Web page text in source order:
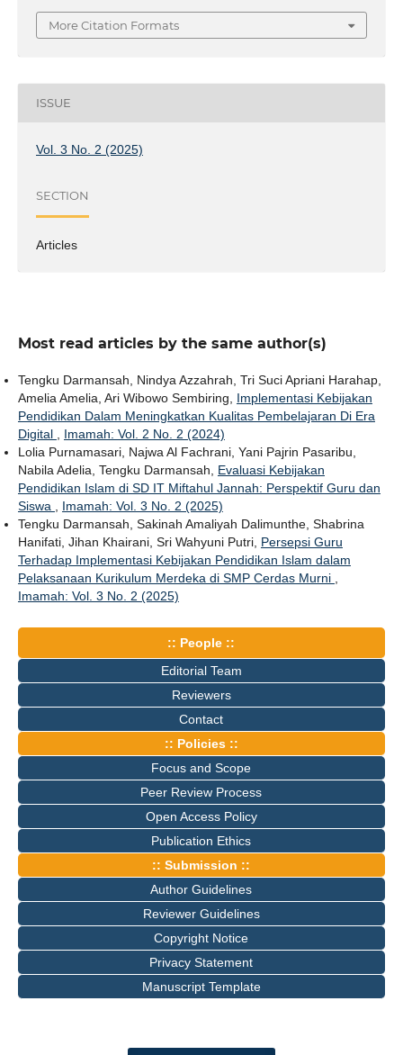
More Citation Formats
ISSUE
Vol. 3 No. 2 (2025)
SECTION
Articles
Most read articles by the same author(s)
Tengku Darmansah, Nindya Azzahrah, Tri Suci Apriani Harahap,
Amelia Amelia, Ari Wibowo Sembiring, Implementasi Kebijakan
Pendidikan Dalam Meningkatkan Kualitas Pembelajaran Di Era
Digital
Imamah: Vol. 2 No. 2 (2024)
Lolia Purnamasari, Najwa Al Fachrani, Yani Pajrin Pasaribu,
Nabila Adelia, Tengku Darmansah, Evaluasi Kebijakan
Pendidikan Islam di SD IT Miftahul Jannah: Perspektif Guru dan
Siswa
Imamah: Vol. 3 No. 2 (2025)
Tengku Darmansah, Sakinah Amaliyah Dalimunthe, Shabrina
Hanifati, Jihan Khairani, Sri Wahyuni Putri, Persepsi Guru
Terhadap Implementasi Kebijakan Pendidikan Islam dalam
Pelaksanaan Kurikulum Merdeka di SMP Cerdas Murni
Imamah: Vol. 3 No. 2 (2025)
:: People ::
Editorial Team
Reviewers
Contact
:: Policies ::
Focus and Scope
Peer Review Process
Open Access Policy
Publication Ethics
:: Submission ::
Author Guidelines
Reviewer Guidelines
Copyright Notice
Privacy Statement
Manuscript Template